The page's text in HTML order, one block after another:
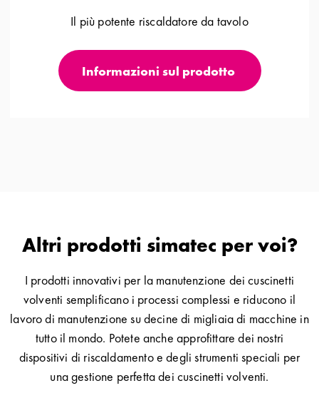
Il più potente riscaldatore da tavolo
Informazioni sul prodotto
Altri prodotti simatec per voi?
I prodotti innovativi per la manutenzione dei cuscinetti
volventi semplificano i processi complessi e riducono il
lavoro di manutenzione su decine di migliaia di macchine in
tutto il mondo. Potete anche approfittare dei nostri
dispositivi di riscaldamento e degli strumenti speciali per
una gestione perfetta dei cuscinetti volventi.